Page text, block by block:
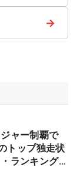
→
ャー制覇で
トップ独走状
ランキング番